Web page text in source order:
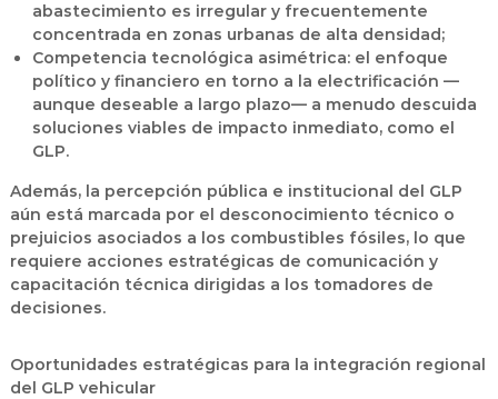
abastecimiento es irregular y frecuentemente
concentrada en zonas urbanas de alta densidad;
Competencia tecnológica asimétrica: el enfoque
político y financiero en torno a la electrificación —
aunque deseable a largo plazo— a menudo descuida
soluciones viables de impacto inmediato, como el
GLP.
Además, la percepción pública e institucional del GLP
aún está marcada por el desconocimiento técnico o
prejuicios asociados a los combustibles fósiles, lo que
requiere acciones estratégicas de comunicación y
capacitación técnica dirigidas a los tomadores de
decisiones.
Oportunidades estratégicas para la integración regional
del GLP vehicular